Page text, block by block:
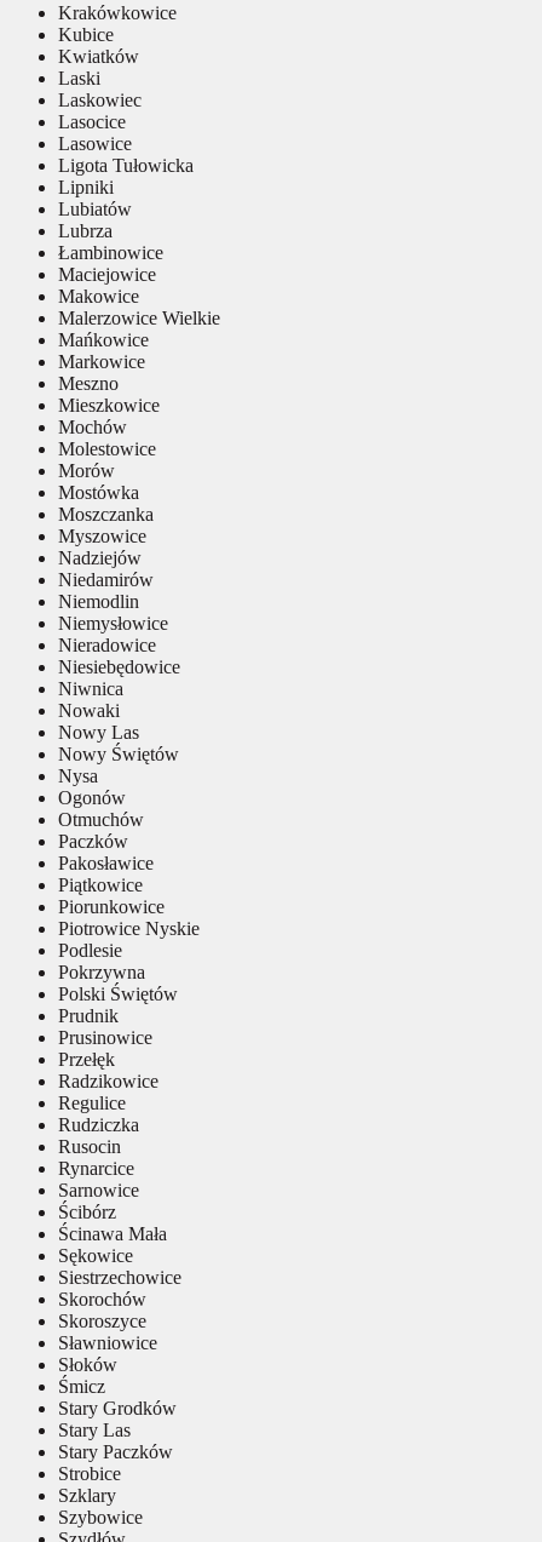
Krakówkowice
Kubice
Kwiatków
Laski
Laskowiec
Lasocice
Lasowice
Ligota Tułowicka
Lipniki
Lubiatów
Lubrza
Łambinowice
Maciejowice
Makowice
Malerzowice Wielkie
Mańkowice
Markowice
Meszno
Mieszkowice
Mochów
Molestowice
Morów
Mostówka
Moszczanka
Myszowice
Nadziejów
Niedamirów
Niemodlin
Niemysłowice
Nieradowice
Niesiebędowice
Niwnica
Nowaki
Nowy Las
Nowy Świętów
Nysa
Ogonów
Otmuchów
Paczków
Pakosławice
Piątkowice
Piorunkowice
Piotrowice Nyskie
Podlesie
Pokrzywna
Polski Świętów
Prudnik
Prusinowice
Przełęk
Radzikowice
Regulice
Rudziczka
Rusocin
Rynarcice
Sarnowice
Ścibórz
Ścinawa Mała
Sękowice
Siestrzechowice
Skorochów
Skoroszyce
Sławniowice
Słoków
Śmicz
Stary Grodków
Stary Las
Stary Paczków
Strobice
Szklary
Szybowice